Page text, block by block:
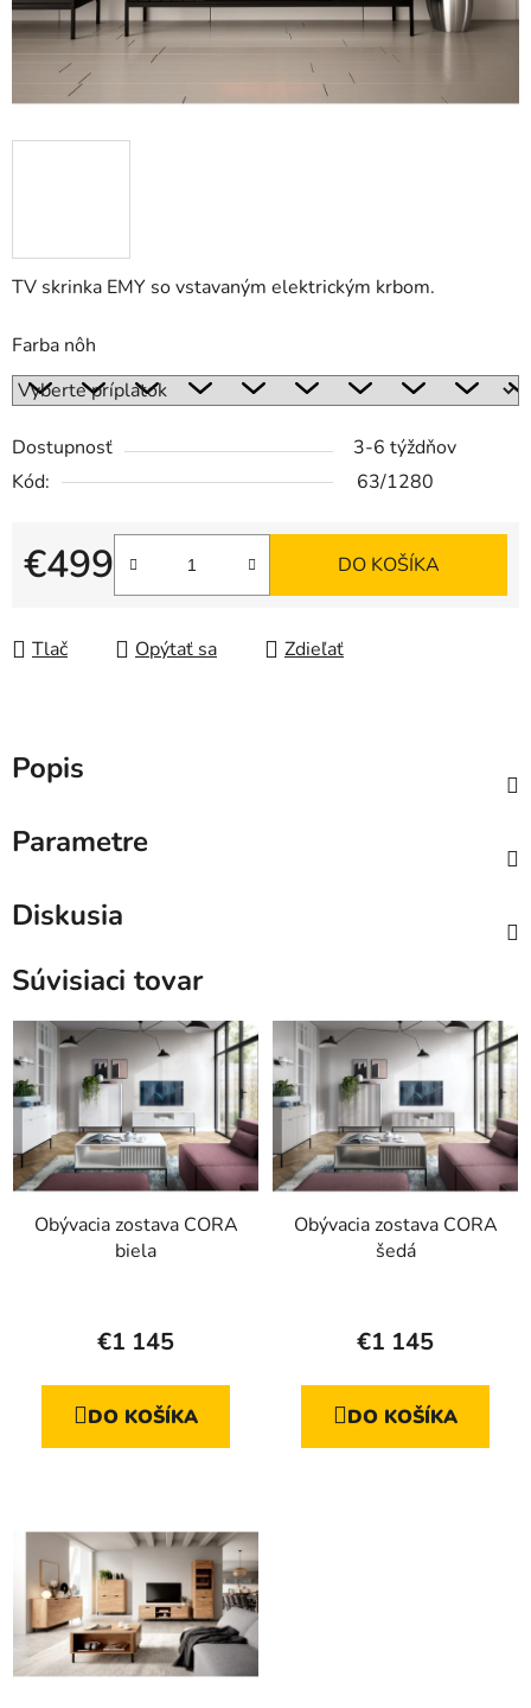
TV skrinka EMY so vstavaným elektrickým krbom.
Farba nôh
Dostupnosť
3-6 týždňov
Kód:
63/1280
€499
Jednotková cena:
DO KOŠÍKA
Tlač Opýtať sa Zdieľať
Popis
Parametre
Diskusia
Súvisiaci tovar
Obývacia zostava CORA
biela
hodnotenie
je
4,8
€1 145
DO KOŠÍKA
Obývacia zostava CORA
šedá
hodnotenie
je
4,1
€1 145
DO KOŠÍKA